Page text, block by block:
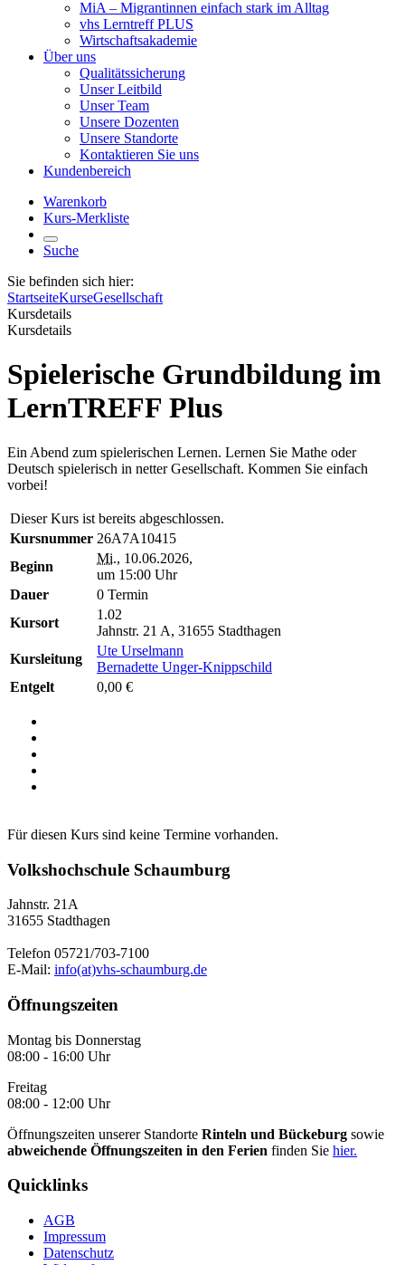
MiA – Migrantinnen einfach stark im Alltag
vhs Lerntreff PLUS
Wirtschaftsakademie
Über uns
Qualitätssicherung
Unser Leitbild
Unser Team
Unsere Dozenten
Unsere Standorte
Kontaktieren Sie uns
Kundenbereich
Warenkorb
Kurs-Merkliste
Suche
Sie befinden sich hier:
StartseiteKurseGesellschaft
Kursdetails
Kursdetails
Spielerische Grundbildung im
LernTREFF Plus
Ein Abend zum spielerischen Lernen. Lernen Sie Mathe oder
Deutsch spielerisch in netter Gesellschaft. Kommen Sie einfach
vorbei!
Dieser Kurs ist bereits abgeschlossen.
Kursnummer 26A7A10415
Beginn
Mi., 10.06.2026,
um 15:00 Uhr
Dauer
0 Termin
Kursort
1.02
Jahnstr. 21 A, 31655 Stadthagen
Kursleitung
Ute Urselmann
Bernadette Unger-Knippschild
Entgelt
0,00 €
Für diesen Kurs sind keine Termine vorhanden.
Volkshochschule Schaumburg
Jahnstr. 21A
31655 Stadthagen
Telefon 05721/703-7100
E-Mail: info(at)vhs-schaumburg.de
Öffnungszeiten
Montag bis Donnerstag
08:00 - 16:00 Uhr
Freitag
08:00 - 12:00 Uhr
Öffnungszeiten unserer Standorte Rinteln und Bückeburg sowie
abweichende Öffnungszeiten in den Ferien finden Sie hier.
Quicklinks
AGB
Impressum
Datenschutz